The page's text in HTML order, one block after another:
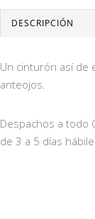
DESCRIPCIÓN
Un cinturón así de
anteojos.
Despachos a todo
de 3 a 5 días